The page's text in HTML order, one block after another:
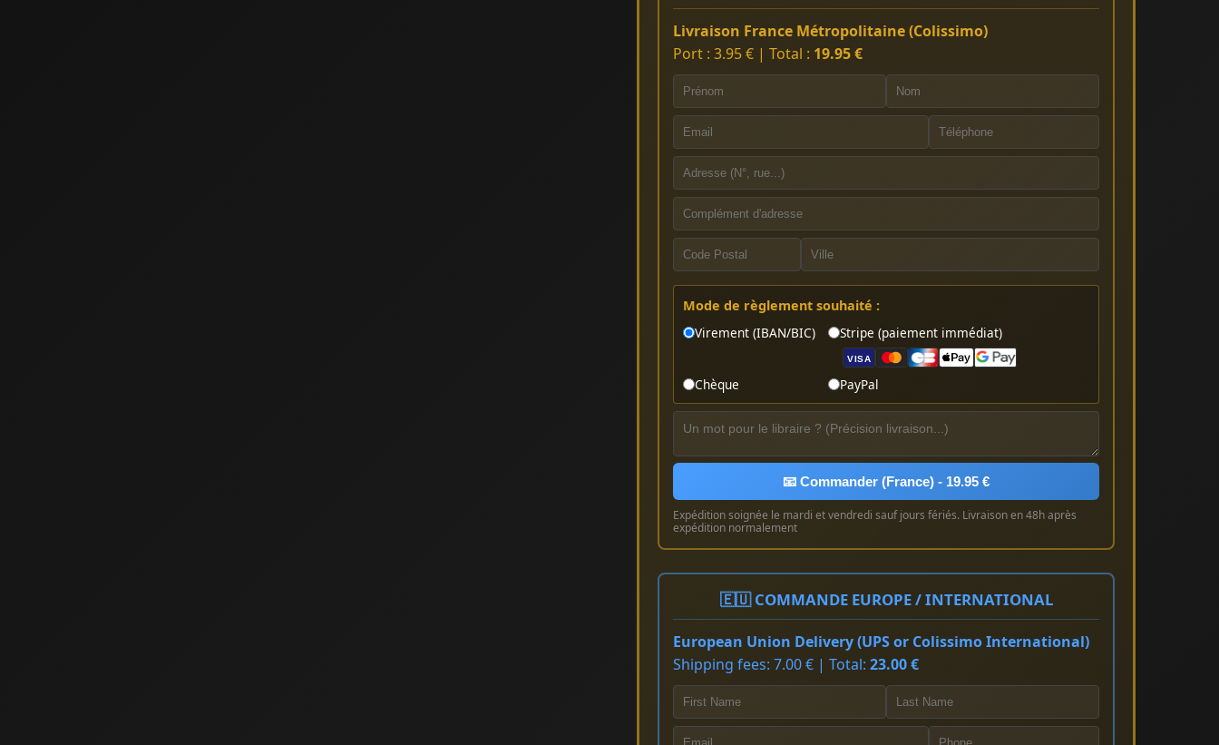
Livraison France Métropolitaine (Colissimo)
Port : 3.95 € | Total : 19.95 €
Mode de règlement souhaité :
Virement (IBAN/BIC)
Stripe (paiement immédiat)
VISA
Chèque PayPal
📧 Commander (France) - 19.95 €
Expédition soignée le mardi et vendredi sauf jours fériés. Livraison en 48h après
expédition normalement
🇪🇺 COMMANDE EUROPE / INTERNATIONAL
European Union Delivery (UPS or Colissimo International)
Shipping fees: 7.00 € | Total: 23.00 €